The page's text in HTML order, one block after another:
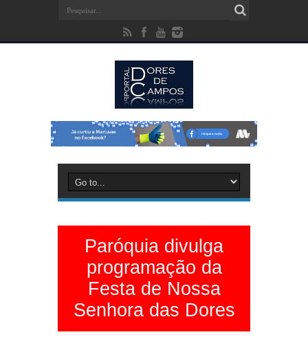
Paróquia divulga
programação da
Festa de Nossa
Senhora das Dores